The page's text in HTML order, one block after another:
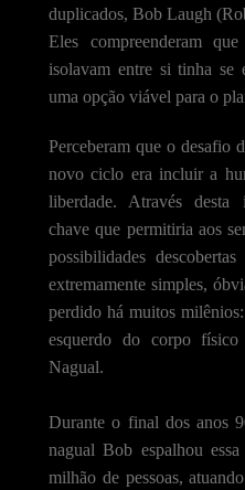
duplicados, Bob Laugh
Eles compreenderam
isolavam entre si tinha se
uma opção viável para o
Perceberam que o desafio
novo ciclo era incluir a
liberdade. Através desta
chave que permitiria aos
possibilidades
extremamente simples,
perdido há muitos
esquerdo do corpo
Nagual.
Durante o final dos anos
nagual Bob espalhou
milhão de pessoas,